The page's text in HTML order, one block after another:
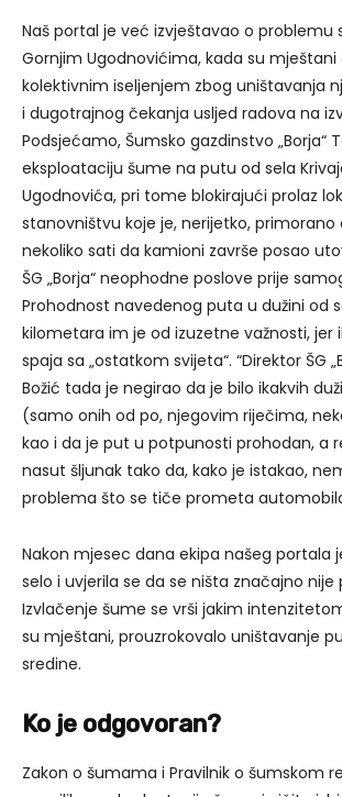
Naš portal je već izvještavao o problemu
Gornjim Ugodnovićima, kada su mještani
kolektivnim iseljenjem zbog uništavanja
i dugotrajnog čekanja usljed radova na
Podsjećamo, Šumsko gazdinstvo „Borja“
eksploataciju šume na putu od sela
Ugodnovića, pri tome blokirajući prolaz
stanovništvu koje je, nerijetko, primorano
nekoliko sati da kamioni završe posao
ŠG „Borja“ neophodne poslove prije
Prohodnost navedenog puta u dužini od
kilometara im je od izuzetne važnosti, jer
spaja sa „ostatkom svijeta“. “Direktor ŠG
Božić tada je negirao da je bilo ikakvih
(samo onih od po, njegovim riječima,
kao i da je put u potpunosti prohodan, a
nasut šljunak tako da, kako je istakao,
problema što se tiče prometa
Nakon mjesec dana ekipa našeg portala
selo i uvjerila se da se ništa značajno nije
Izvlačenje šume se vrši jakim
su mještani, prouzrokovalo uništavanje
sredine.
Ko je odgovoran?
Zakon o šumama i Pravilnik o šumskom